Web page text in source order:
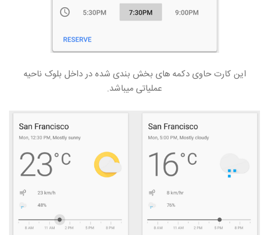
این کارت حاوی دکمه های بخش بندی شده در داخل بلوک ناحیه
عملیاتی میباشد.